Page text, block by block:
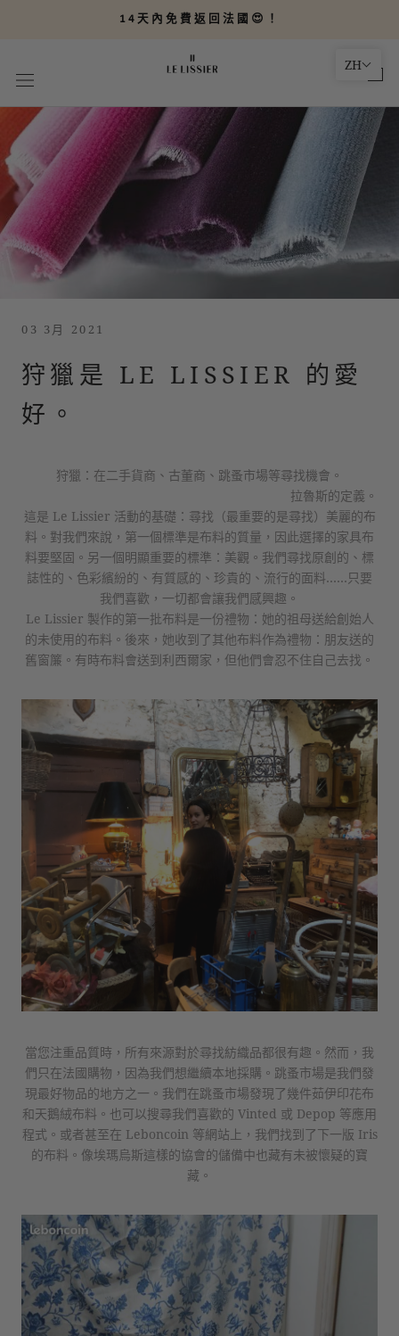
14天內免費返回法國😍！
03 3月 2021
狩獵是 LE LISSIER 的愛
好。
狩獵：在二手貨商、古董商、跳蚤市場等尋找機會。
拉魯斯的定義。
這是 Le Lissier 活動的基礎：尋找（最重要的是尋找）美麗的布
料。對我們來說，第一個標準是布料的質量，因此選擇的家具布
料要堅固。另一個明顯重要的標準：美觀。我們尋找原創的、標
誌性的、色彩繽紛的、有質感的、珍貴的、流行的面料……只要
我們喜歡，一切都會讓我們感興趣。
Le Lissier 製作的第一批布料是一份禮物：她的祖母送給創始人
的未使用的布料。後來，她收到了其他布料作為禮物：朋友送的
舊窗簾。有時布料會送到利西爾家，但他們會忍不住自己去找。
當您注重品質時，所有來源對於尋找紡織品都很有趣。然而，我
們只在法國購物，因為我們想繼續本地採購。跳蚤市場是我們發
現最好物品的地方之一。我們在跳蚤市場發現了幾件茹伊印花布
和天鵝絨布料。也可以搜尋我們喜歡的 Vinted 或 Depop 等應用
程式。或者甚至在 Leboncoin 等網站上，我們找到了下一版 Iris
的布料。像埃瑪烏斯這樣的協會的儲備中也藏有未被懷疑的寶
藏。
ZH